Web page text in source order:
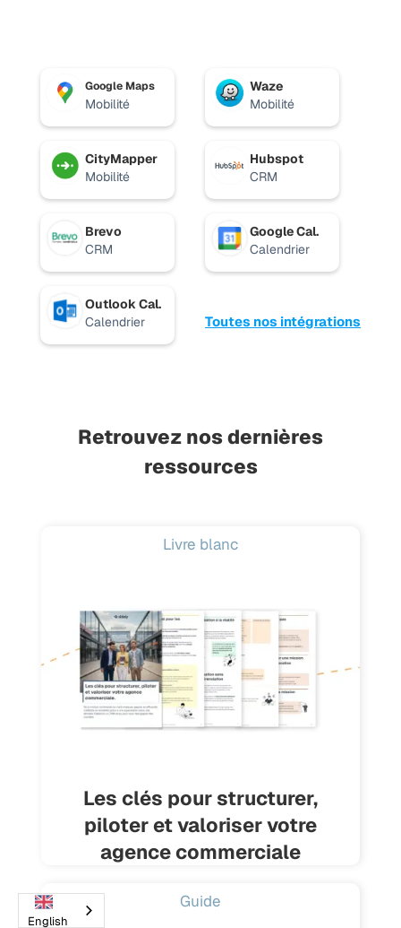
Google Maps
Mobilité
Waze
Mobilité
CityMapper
Mobilité
Hubspot
CRM
Brevo
CRM
Google Cal.
Calendrier
Outlook Cal.
Calendrier
Toutes nos intégrations
Retrouvez nos dernières
ressources
Livre blanc
Les clés pour structurer,
piloter et valoriser votre
agence commerciale
Guide
English